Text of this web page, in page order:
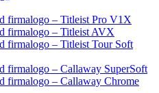
firmalogo – Titleist Pro V1X
firmalogo – Titleist AVX
firmalogo – Titleist Tour Soft
firmalogo – Callaway SuperSoft
firmalogo – Callaway Chrome